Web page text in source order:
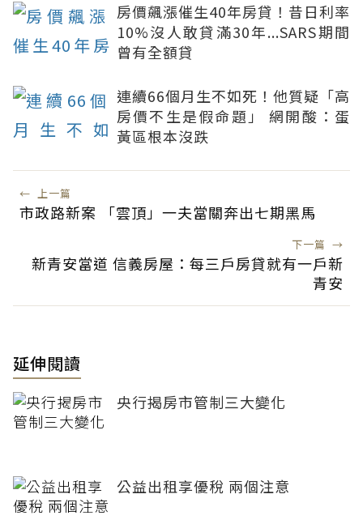
房價飆漲催生40年房貸！昔日利率
10%沒人敢貸滿30年...SARS期間
曾有全額貸
連續66個月生不如死！他質疑「高
房價不生是假命題」 網開酸：蛋
黃區根本沒跌
← 上一篇
市政路新案 「雲頂」一夫當關奔出七期黑馬
下一篇 →
新青安當道 信義房屋：每三戶房貸就有一戶新
青安
延伸閱讀
央行揭房市管制三大變化
公益出租享優稅 兩個注意